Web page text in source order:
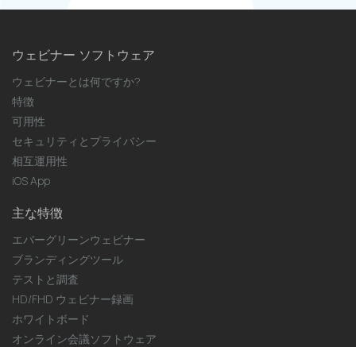
ウェビナー ソフトウェア
ウェビナーとは何ですか?
特徴
可用性
セキュリティとプライバシー
相互運用性
iOS App
主な特徴
エバーグリーンウェビナー
ブランディングツール
テストと調査
HD/FHD ウェビナー録画
ホワイトボード
オンライン会議ソフトウェア